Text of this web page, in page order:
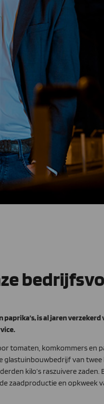
is al jaren verzekerd
komkommers en
glastuinbouwbedrijf van
kilo’s raszuivere zaden.
zaadproductie en opkweek